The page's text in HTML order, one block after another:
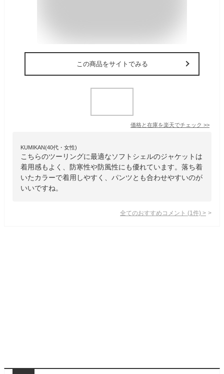
この商品をサイトでみる
価格と在庫を楽天でチェック >>
KUMIKAN(40代・女性)
こちらのツーリングに最適なソフトシェルのジャケットは
着用感もよく、防寒性や防風性にも優れています。落ち着
いたカラーで着用しやすく、パンツとも合わせやすいのが
いいですね。
全てのおすすめコメント (1 件) >